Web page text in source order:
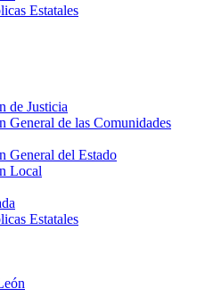
Estatales
de Justicia
General de las Comunidades
General del Estado
Local
Estatales